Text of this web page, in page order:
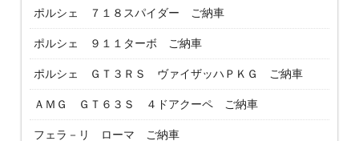
ポルシェ ７１８スパイダー ご納車
ポルシェ ９１１ターボ ご納車
ポルシェ ＧＴ３ＲＳ ヴァイザッハＰＫＧ ご納車
ＡＭＧ ＧＴ６３Ｓ ４ドアクーペ ご納車
フェラ－リ ローマ ご納車